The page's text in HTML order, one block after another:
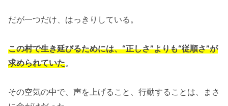
だが一つだけ、はっきりしている。
この村で生き延びるためには、“正しさ”よりも“従順さ”が
求められていた。
その空気の中で、声を上げること、行動することは、まさ